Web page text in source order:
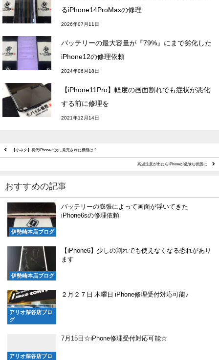
るiPhone14ProMaxの修理
2026年07月11日
バッテリーの最大容量が『79%』にまで劣化した
iPhone12の修理依頼
2024年06月18日
【iPhone11Pro】軽度の画面割れでも症状が悪化
する前に修理を
2021年12月14日
【小ネタ】初代iPhoneの次に発売された機種は？
高温注意が出たらiPhoneが危険な状態に
おすすめの記事
伊勢崎本店ブログ
バッテリーの膨張によって画面が浮いてきた
iPhone6sの修理依頼
伊勢崎本店ブログ
【iPhone6】少しの割れでも使えなくなる恐れがあり
ます
アリオ深谷店ブロ
グ
２月２７日 木曜日 iPhone修理受付対応可能♪
アリオ深谷店ブロ
7月15日☆iPhone修理受付対応可能☆